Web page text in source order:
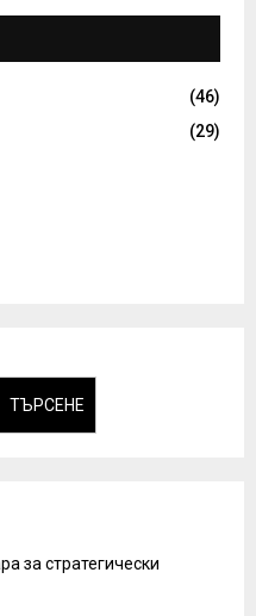
(46)
(29)
ТЪРСЕНЕ
за стратегически